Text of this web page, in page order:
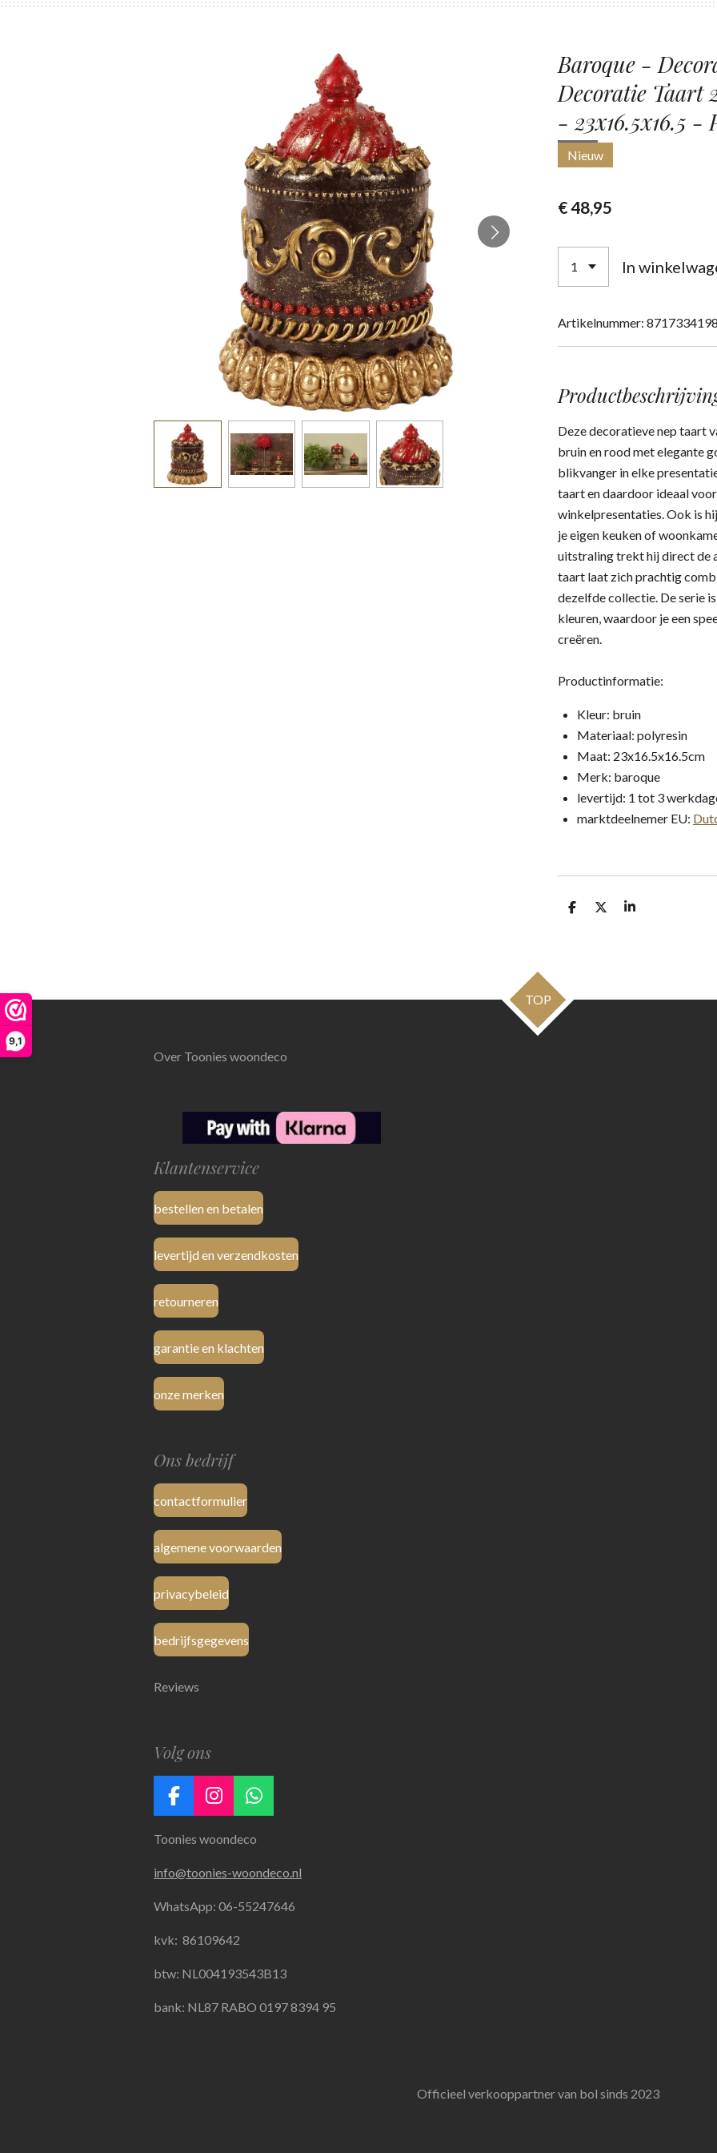
9,1
Baroque -
Decoratie Taart
- 23x16.5x16.5 -
Nieuw
€ 48,95
In
Artikelnummer:
Deze decoratieve nep taart
bruin en rood met elegante
blikvanger in elke
taart en daardoor ideaal
winkelpresentaties. Ook is
je eigen keuken of
uitstraling trekt hij direct de
taart laat zich prachtig
dezelfde collectie. De serie
kleuren, waardoor je een
creëren.
Productinformatie:
Kleur: bruin
Materiaal: polyresin
Maat: 23x16.5x16.5cm
Merk: baroque
levertijd: 1 tot 3
marktdeelnemer EU:
D
D
S
TOP
Over Toonies woondeco
Klantenservice
bestellen en betalen
levertijd en verzendkosten
retourneren
garantie en klachten
onze merken
Ons bedrijf
contactformulier
algemene voorwaarden
privacybeleid
bedrijfsgegevens
Reviews
Volg ons
F
c
b
o
k
I
s
a
g
a
W
a
s
A
Toonies woondeco
info@toonies-woondeco.nl
WhatsApp: 06-55247646
kvk: 86109642
btw: NL004193543B13
bank: NL87 RABO 0197 8394 95
Officieel verkooppartner van bol sinds 2023